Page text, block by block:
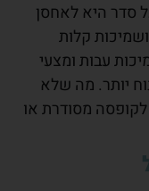
סדר היא לאחסן
קלות
עבות ומצעי
יותר. מה שלא
לקופסה מסודרת או